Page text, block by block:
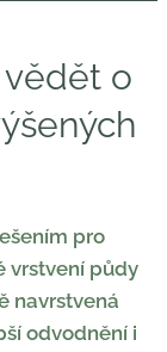
o
pro
vrstvení půdy
navrstvená
odvodnění i